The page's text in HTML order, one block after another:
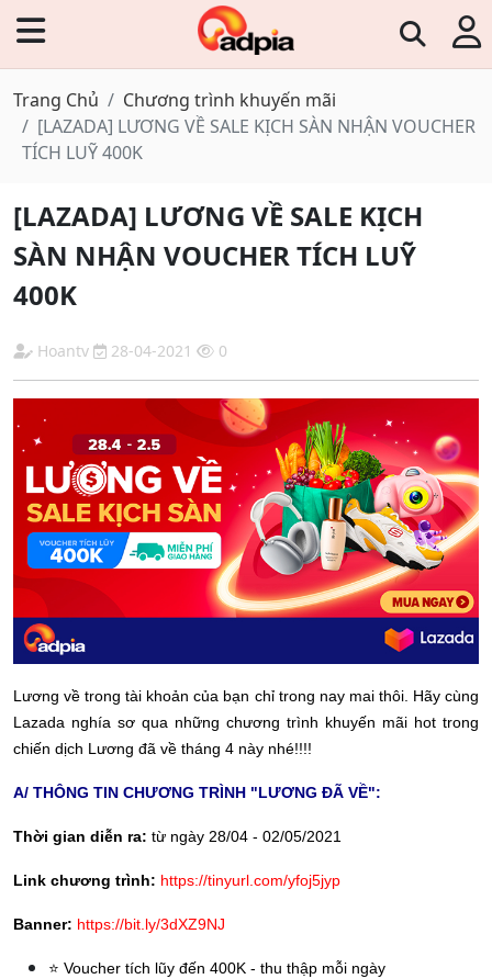
Trang Chủ
Chương trình khuyến mãi
[LAZADA] LƯƠNG VỀ SALE KỊCH SÀN NHẬN VOUCHER
TÍCH LUỸ 400K
[LAZADA] LƯƠNG VỀ SALE KỊCH
SÀN NHẬN VOUCHER TÍCH LUỸ
400K
Hoantv 28-04-2021 0
Lương về trong tài khoản của bạn chỉ trong nay mai thôi. Hãy cùng
Lazada nghía sơ qua những chương trình khuyến mãi hot trong
chiến dịch Lương đã về tháng 4 này nhé!!!!
A/ THÔNG TIN CHƯƠNG TRÌNH "LƯƠNG ĐÃ VỀ":
Thời gian diễn ra: từ ngày 28/04 - 02/05/2021
Link chương trình: https://tinyurl.com/yfoj5jyp
Banner: https://bit.ly/3dXZ9NJ
⭐️ Voucher tích lũy đến 400K - thu thập mỗi ngày